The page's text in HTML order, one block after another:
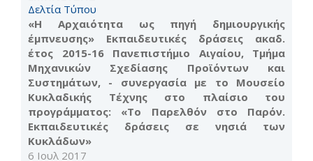
Δελτία Τύπου
«Η Αρχαιότητα ως πηγή δημιουργικής
έμπνευσης» Εκπαιδευτικές δράσεις ακαδ.
έτος 2015-16 Πανεπιστήμιο Αιγαίου, Τμήμα
Μηχανικών Σχεδίασης Προϊόντων και
Συστημάτων, - συνεργασία με το Μουσείο
Κυκλαδικής Τέχνης στο πλαίσιο του
προγράμματος: «Το Παρελθόν στο Παρόν.
Εκπαιδευτικές δράσεις σε νησιά των
Κυκλάδων»
6 Ιουλ 2017